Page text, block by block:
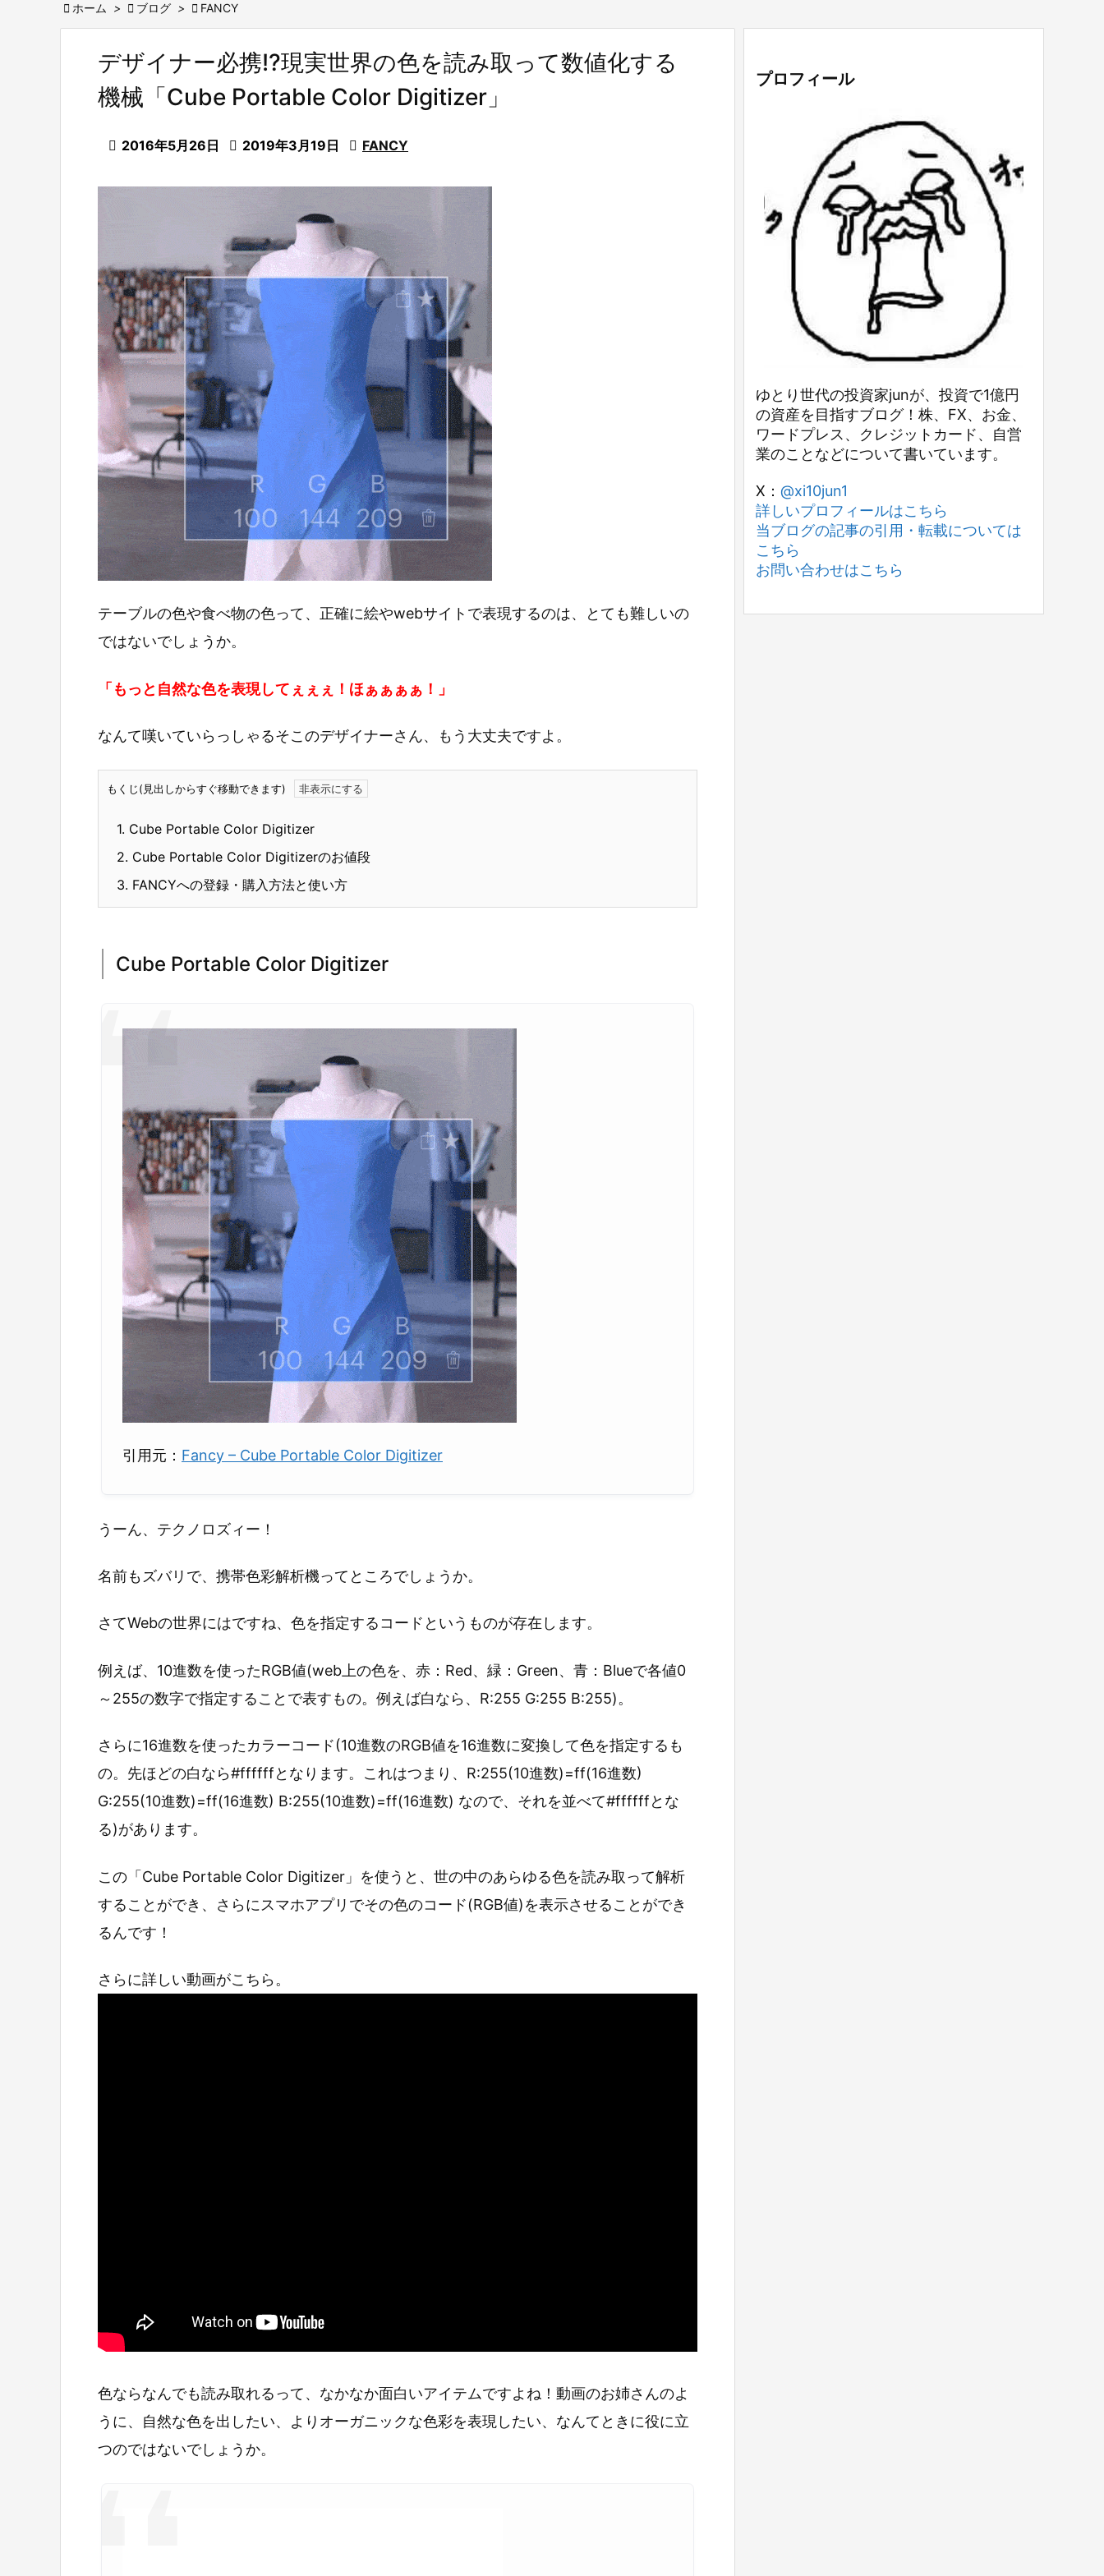
 ホーム >  ブログ >  FANCY
デザイナー必携!?現実世界の色を読み取って数値化する
機械「Cube Portable Color Digitizer」
 2016年5月26日  2019年3月19日  FANCY
テーブルの色や食べ物の色って、正確に絵やwebサイトで表現するのは、とても難しいの
ではないでしょうか。
「もっと自然な色を表現してぇぇぇ！ほぁぁぁぁ！」
なんて嘆いていらっしゃるそこのデザイナーさん、もう大丈夫ですよ。
もくじ(見出しからすぐ移動できます)
1. Cube Portable Color Digitizer
2. Cube Portable Color Digitizerのお値段
3. FANCYへの登録・購入方法と使い方
Cube Portable Color Digitizer
引用元： Fancy – Cube Portable Color Digitizer
うーん、テクノロズィー！
名前もズバリで、携帯色彩解析機ってところでしょうか。
さてWebの世界にはですね、色を指定するコードというものが存在します。
例えば、10進数を使ったRGB値(web上の色を、赤：Red、緑：Green、青：Blueで各値0
～255の数字で指定することで表すもの。例えば白なら、R:255 G:255 B:255)。
さらに16進数を使ったカラーコード(10進数のRGB値を16進数に変換して色を指定するも
の。先ほどの白なら#ffffffとなります。これはつまり、R:255(10進数)=ff(16進数)
G:255(10進数)=ff(16進数) B:255(10進数)=ff(16進数) なので、それを並べて#ffffffとな
る)があります。
この「Cube Portable Color Digitizer」を使うと、世の中のあらゆる色を読み取って解析
することができ、さらにスマホアプリでその色のコード(RGB値)を表示させることができ
るんです！
さらに詳しい動画がこちら。
色ならなんでも読み取れるって、なかなか面白いアイテムですよね！動画のお姉さんのよ
うに、自然な色を出したい、よりオーガニックな色彩を表現したい、なんてときに役に立
つのではないでしょうか。
プロフィール
ゆとり世代の投資家junが、投資で1億円
の資産を目指すブログ！株、FX、お金、
ワードプレス、クレジットカード、自営
業のことなどについて書いています。
X： @xi10jun1
詳しいプロフィールはこちら
当ブログの記事の引用・転載については
こちら
お問い合わせはこちら